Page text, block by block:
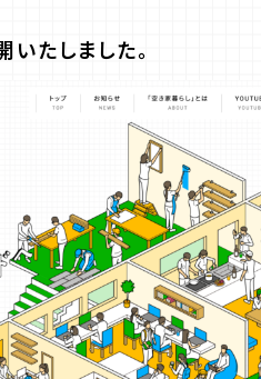
たしました。